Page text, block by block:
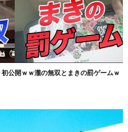
公開ｗｗ瀧の無双とまきの罰ゲームｗ